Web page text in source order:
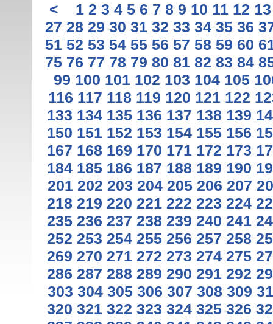
< 1 2 3 4 5 6 7 8 9 10 11 12 13
27 28 29 30 31 32 33 34 35 36
51 52 53 54 55 56 57 58 59 60
75 76 77 78 79 80 81 82 83 84
99 100 101 102 103 104 105
116 117 118 119 120 121 122
133 134 135 136 137 138 139
150 151 152 153 154 155 156
167 168 169 170 171 172 173
184 185 186 187 188 189 190
201 202 203 204 205 206 207
218 219 220 221 222 223 224
235 236 237 238 239 240 241
252 253 254 255 256 257 258
269 270 271 272 273 274 275
286 287 288 289 290 291 292
303 304 305 306 307 308 309
320 321 322 323 324 325 326